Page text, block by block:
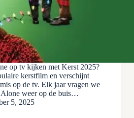
op tv kijken met Kerst 2025?
kerstfilm en verschijnt
op de tv. Elk jaar vragen we
weer op de buis…
5, 2025